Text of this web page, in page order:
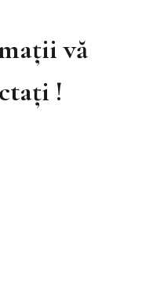
vă
!